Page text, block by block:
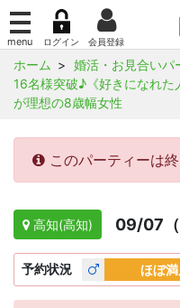
ホーム
婚活・お見合いパ
16名様突破♪《好きになれ
が理想の8歳幅女性
このパーティーは終
高知(高知) 09/07（
予約状況 ほぼ